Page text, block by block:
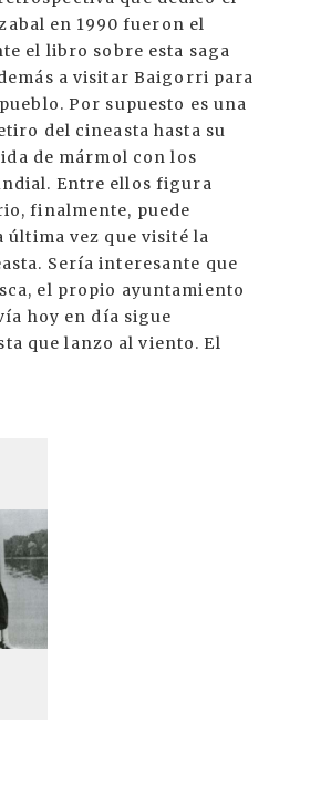
en 1990 fueron el
el libro sobre esta saga
a visitar Baigorri para
Por supuesto es una
del cineasta hasta su
de mármol con los
Entre ellos figura
finalmente, puede
vez que visité la
Sería interesante que
el propio ayuntamiento
hoy en día sigue
que lanzo al viento. El